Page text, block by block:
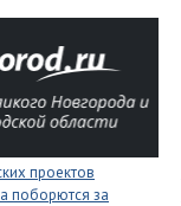
проектов
поборются за